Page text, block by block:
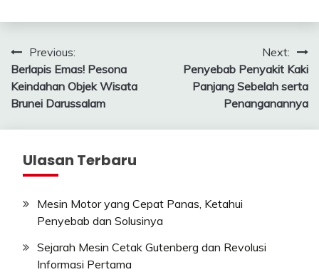
Post
navigation
Previous:
Berlapis Emas! Pesona
Keindahan Objek Wisata
Brunei Darussalam
Next:
Penyebab Penyakit Kaki
Panjang Sebelah serta
Penanganannya
Ulasan Terbaru
Mesin Motor yang Cepat Panas, Ketahui
Penyebab dan Solusinya
Sejarah Mesin Cetak Gutenberg dan Revolusi
Informasi Pertama